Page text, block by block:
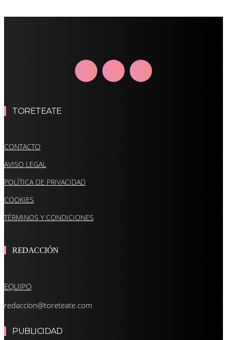
TORETEATE
CONTACTO
AVISO LEGAL
POLÍTICA DE PRIVACIDAD
COOKIES
TÉRMINOS Y CONDICIONES
REDACCIÓN
EQUIPO
redaccion@toreteate.com
PUBLICIDAD